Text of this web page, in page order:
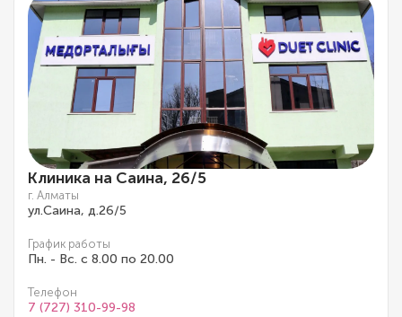
Клиника на Саина, 26/5
г. Алматы
ул.Саина, д.26/5
График работы
Пн. - Вс. с 8.00 по 20.00
Телефон
7 (727) 310-99-98